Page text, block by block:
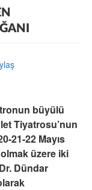
büyülü
Tiyatrosu’nun
21-22 Mayıs
üzere iki
Dündar